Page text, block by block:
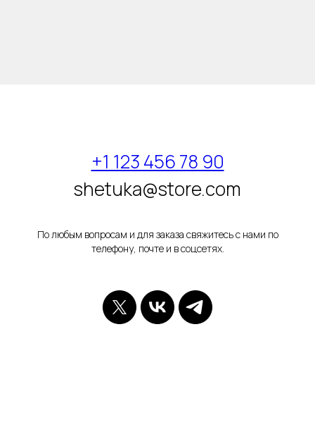
+1 123 456 78 90
shetuka@store.com
По любым вопросам и для заказа свяжитесь с нами по
телефону, почте и в соцсетях.